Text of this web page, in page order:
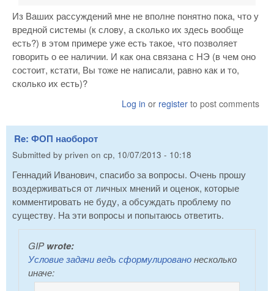
Из Ваших рассуждений мне не вполне понятно пока, что у
вредной системы (к слову, а сколько их здесь вообще
есть?) в этом примере уже есть такое, что позволяет
говорить о ее наличии. И как она связана с НЭ (в чем оно
состоит, кстати, Вы тоже не написали, равно как и то,
сколько их есть)?
Log in or register to post comments
Re: ФОП наоборот
Submitted by priven on ср, 10/07/2013 - 10:18
Геннадий Иванович, спасибо за вопросы. Очень прошу
воздерживаться от личных мнений и оценок, которые
комментировать не буду, а обсуждать проблему по
существу. На эти вопросы и попытаюсь ответить.
GIPwrote:
Условие задачи ведь сформулированонесколько
иначе: